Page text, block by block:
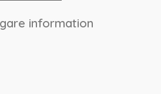
information